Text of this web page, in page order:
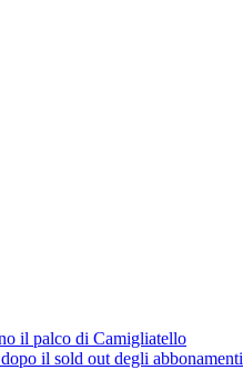
il palco di Camigliatello
il sold out degli abbonamenti